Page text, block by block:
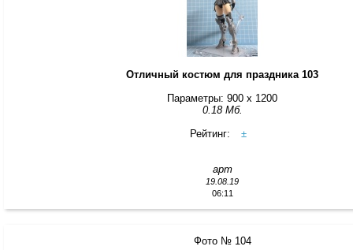
Отличный костюм для праздника 103
Параметры: 900 x 1200
0.18 Мб.
Рейтинг:
±
арт
19.08.19
06:11
Фото № 104